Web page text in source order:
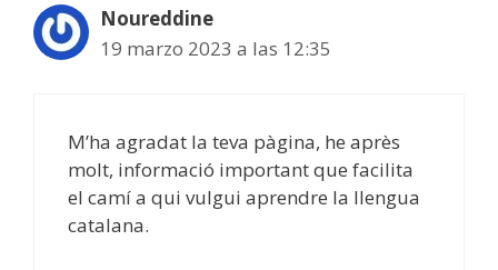
Noureddine
19 marzo 2023 a las 12:35
M’ha agradat la teva pàgina, he après
molt, informació important que facilita
el camí a qui vulgui aprendre la llengua
catalana.